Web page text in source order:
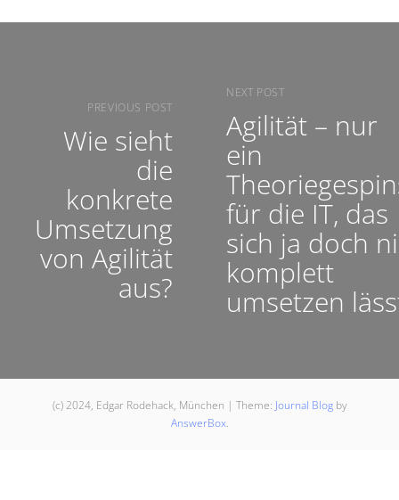
PREVIOUS POST
Wie sieht
die
konkrete
Umsetzung
von Agilität
aus?
NEXT POST
Agilität – nur
ein
für die IT, das
sich ja doch
komplett
umsetzen
(c) 2024, Edgar Rodehack, München | Theme: Journal Blog by
AnswerBox.